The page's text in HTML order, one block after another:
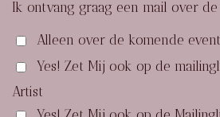
Ik ontvang graag een mail over
Alleen over de komende
Yes! Zet Mij ook op de
Artist